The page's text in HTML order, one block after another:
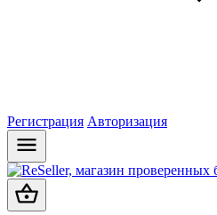
Регистрация Авторизация